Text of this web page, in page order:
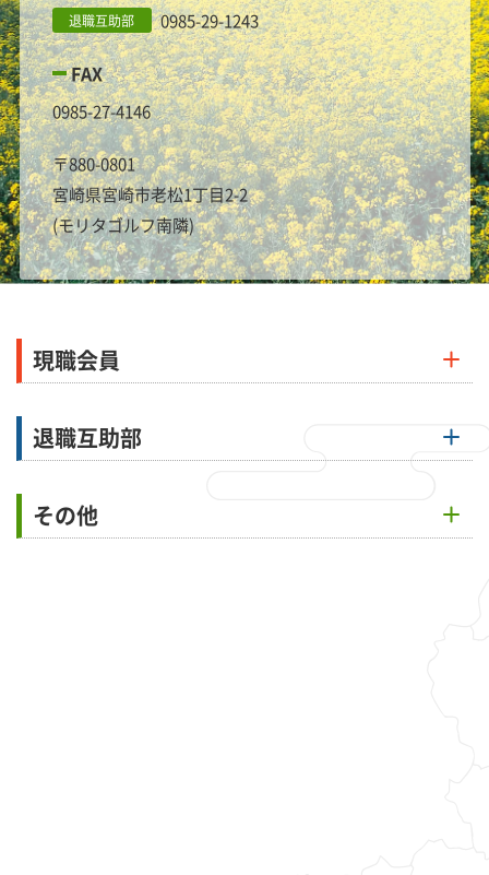
退職互助部 0985-29-1243
FAX
0985-27-4146
〒880-0801
宮崎県宮崎市老松1丁目2-2
(モリタゴルフ南隣)
現職会員
退職互助部
その他